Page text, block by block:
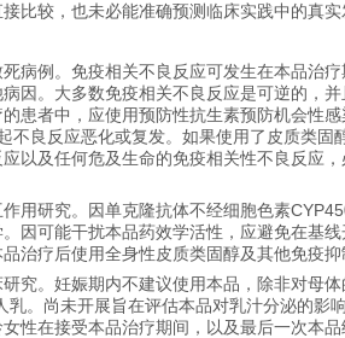
较，也未必能准确预测临床实践中的真实
病例。免疫相关不良反应可发生在本品治
因。大多数免疫相关不良反应是可逆的，
患者中，应使用预防性抗生素预防机会性
良反应恶化或复发。如果使用了皮质类固
以及任何危及生命的免疫相关性不良反应
用研究。因单克隆抗体不经细胞色素
因可能干扰本品药效学活性，应避免在基
治疗后使用全身性皮质类固醇及其他免疫抑
究。妊娠期内不建议使用本品，除非对母
。尚未开展旨在评估本品对乳汁分泌的影
性在接受本品治疗期间，以及最后一次本